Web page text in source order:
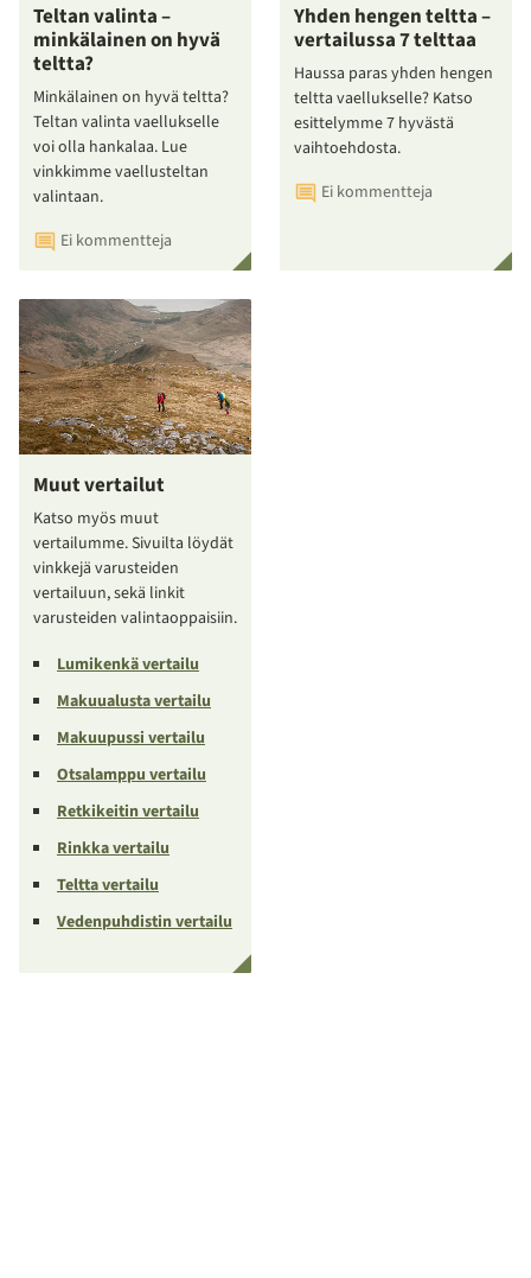
Teltan valinta –
minkälainen on hyvä
teltta?
Minkälainen on hyvä teltta?
Teltan valinta vaellukselle
voi olla hankalaa. Lue
vinkkimme vaellusteltan
valintaan.
Ei kommentteja
Yhden hengen teltta –
vertailussa 7 telttaa
Haussa paras yhden hengen
teltta vaellukselle? Katso
esittelymme 7 hyvästä
vaihtoehdosta.
Ei kommentteja
Muut vertailut
Katso myös muut
vertailumme. Sivuilta löydät
vinkkejä varusteiden
vertailuun, sekä linkit
varusteiden valintaoppaisiin.
Lumikenkä vertailu
Makuualusta vertailu
Makuupussi vertailu
Otsalamppu vertailu
Retkikeitin vertailu
Rinkka vertailu
Teltta vertailu
Vedenpuhdistin vertailu